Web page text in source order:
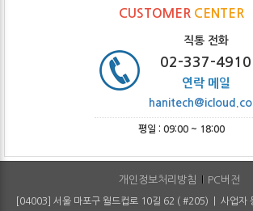
CUSTOMER CENTER
직통 전화
02-337-4910
연락 메일
평일 : 09:00 ~ 18:00
개인정보처리방침 PC버전
[04003] 서울 마포구 월드컵로 10길 62 ( #205) | 사업자